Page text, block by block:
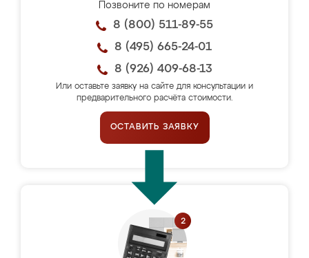
Позвоните по номерам
8 (800) 511-89-55
8 (495) 665-24-01
8 (926) 409-68-13
Или оставьте заявку на сайте для консультации и
предварительного расчёта стоимости.
ОСТАВИТЬ ЗАЯВКУ